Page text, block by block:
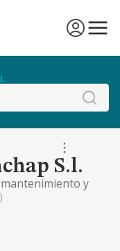
S.l.
y
carrocerias,